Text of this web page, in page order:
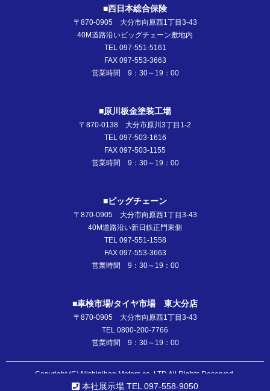
■西日本総合保険
〒870-0905 大分市向原西1丁目3-43
40M道路沿いビッグチェーン敷地内
TEL 097-551-5161
FAX 097-553-3663
営業時間 9：30～19：00
■原川板金塗装工場
〒870-0138 大分市原川3丁目1-2
TEL 097-503-1616
FAX 097-503-1155
営業時間 9：30～19：00
■ビッグチェーン
〒870-0905 大分市向原西1丁目3-43
40M道路沿い新日鉄正門東側
TEL 097-551-1558
FAX 097-553-3663
営業時間 9：30～19：00
■車検市場/タイヤ市場 東大分店
〒870-0905 大分市向原西1丁目3-43
TEL 0800-200-7766
営業時間 9：30～19：00
Copyright (C) Nishinihon Motors co.,LTD All Rights Reserved.
本社展示場 TEL 097-558-9050